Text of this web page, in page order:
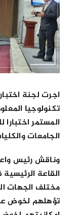
اجرت لجنة
تكنولوجيا
المستمر
الجامعات
وناقش رئيس
القاعة
مختلف الجهات
تؤهلهم لخوض